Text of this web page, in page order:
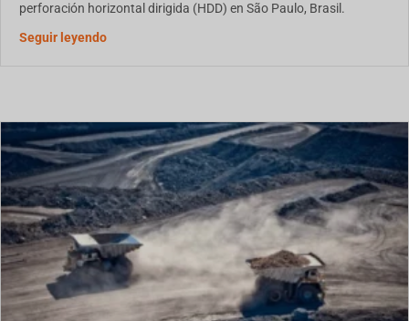
perforación horizontal dirigida (HDD) en São Paulo, Brasil.
Seguir leyendoAcerca del caso práctico: Solidificación de lodos